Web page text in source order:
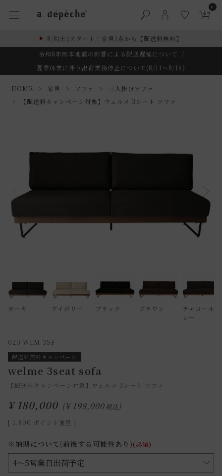
0
8/8(土)スタート！家具1点から【配送料無料】
令和8年熊本地震の影響による配送遅延について
/
夏季休業に伴う出荷業務停止について(8/11～8/16)
HOME 家具 ソファ
三人掛けソファ
【配送料キャンペーン対象】ウェルメ 3シート ソファ
カーキ アイボリー ブラック ブラウン
チャコールグ
レー
020-WLM-3SF
配送料無料キャンペーン
welme 3seat sofa
【配送料キャンペーン対象】ウェルメ 3シート ソファ
¥ 180,000 ¥ 198,000税込
[ 1,800 ポイント進呈 ]
※納期について(前後する可能性あり)(必須)